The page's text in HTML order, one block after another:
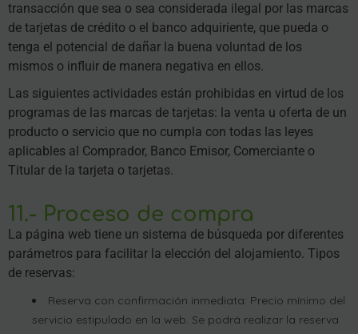
transacción que sea o sea considerada ilegal por las marcas
de tarjetas de crédito o el banco adquiriente, que pueda o
tenga el potencial de dañar la buena voluntad de los
mismos o influir de manera negativa en ellos.
Las siguientes actividades están prohibidas en virtud de los
programas de las marcas de tarjetas: la venta u oferta de un
producto o servicio que no cumpla con todas las leyes
aplicables al Comprador, Banco Emisor, Comerciante o
Titular de la tarjeta o tarjetas.
11.- Proceso de compra
La página web tiene un sistema de búsqueda por diferentes
parámetros para facilitar la elección del alojamiento. Tipos
de reservas:
Reserva con confirmación inmediata: Precio mínimo del
servicio estipulado en la web. Se podrá realizar la reserva